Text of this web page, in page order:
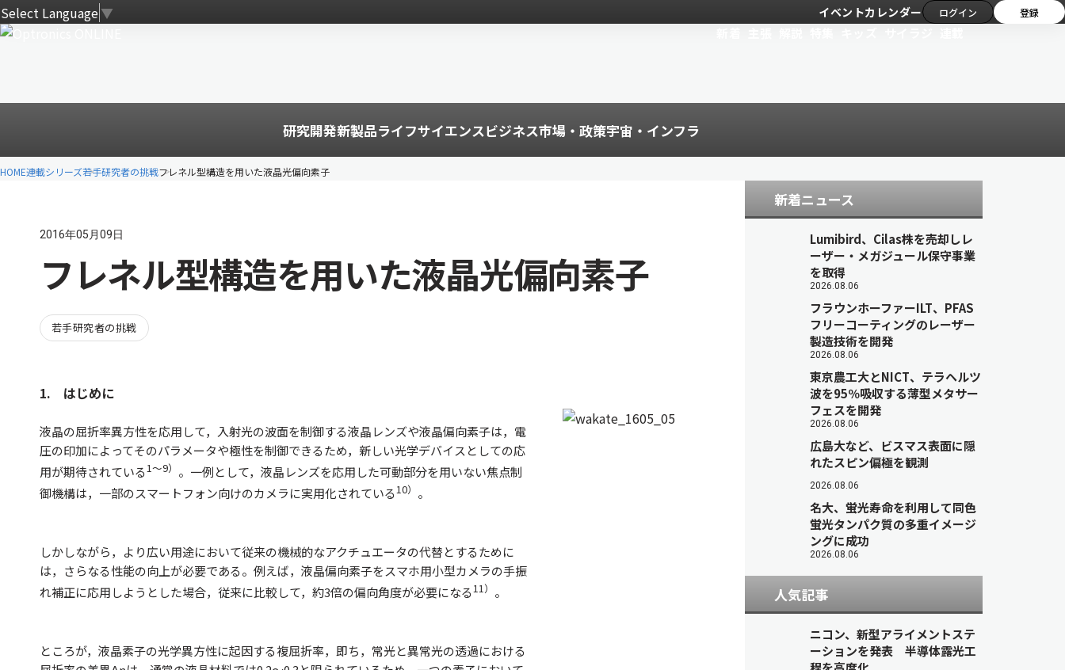
Select Language▼ イベントカレンダー ログイン 登録
研究開発新製品ライフサイエンスビジネス市場・政策宇宙・インフラ
HOME連載シリーズ若手研究者の挑戦フレネル型構造を用いた液晶光偏向素子
2016年05月09日
フレネル型構造を用いた液晶光偏向素子
若手研究者の挑戦
1. はじめに
液晶の屈折率異方性を応用して，入射光の波面を制御する液晶レンズや液晶偏向素子は，電
圧の印加によってそのパラメータや極性を制御できるため，新しい光学デバイスとしての応
用が期待されている1〜9） 。一例として，液晶レンズを応用した可動部分を用いない焦点制
御機構は，一部のスマートフォン向けのカメラに実用化されている10） 。
しかしながら，より広い用途において従来の機械的なアクチュエータの代替とするために
は，さらなる性能の向上が必要である。例えば，液晶偏向素子をスマホ用小型カメラの手振
れ補正に応用しようとした場合，従来に比較して，約3倍の偏向角度が必要になる11） 。
ところが，液晶素子の光学異方性に起因する複屈折率，即ち，常光と異常光の透過における
新着ニュース
Lumibird、Cilas株を売却しレ
ーザー・メガジュール保守事業
を取得
2026.08.06
フラウンホーファーILT、PFAS
フリーコーティングのレーザー
製造技術を開発
2026.08.06
東京農工大とNICT、テラヘルツ
波を95％吸収する薄型メタサー
フェスを開発
2026.08.06
広島大など、ビスマス表面に隠
れたスピン偏極を観測
2026.08.06
名大、蛍光寿命を利用して同色
蛍光タンパク質の多重イメージ
ングに成功
2026.08.06
人気記事
ニコン、新型アライメントステ
ーションを発表 半導体露光工